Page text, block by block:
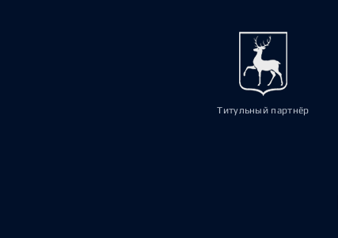
Титульный партнёр